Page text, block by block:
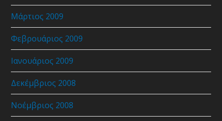
Μάρτιος 2009
Φεβρουάριος 2009
Ιανουάριος 2009
Δεκέμβριος 2008
Νοέμβριος 2008